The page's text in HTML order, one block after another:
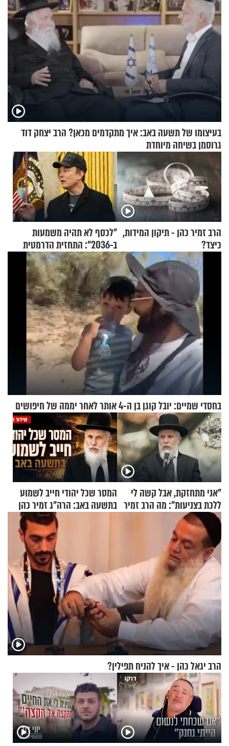
בעיצומו של תשעה באב: איך מתקדמים מכאן? הרב יצחק דוד
גרוסמן בשיחה מיוחדת
הרב זמיר כהן - תיקון המידות,
כיצד?
"לכסף לא תהיה משמעות
ב-2036": התחזית הדרמטית
של אילון מאסק על עתיד
הכלכלה
בחסדי שמיים: יובל קוגן בן ה-4 אותר לאחר יממה של חיפושים
"אני מתחזקת, אבל קשה לי
ללכת בצניעות": מה הרב זמיר
כהן המליץ לה לעשות?
המסר שכל יהודי חייב לשמוע
בתשעה באב: הרה"ג זמיר כהן
הרב יגאל כהן - איך להניח תפילין?